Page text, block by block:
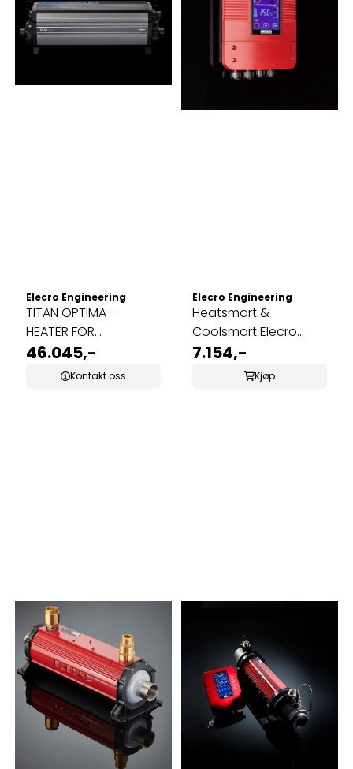
Elecro Engineering
TITAN OPTIMA -
HEATER FOR
KOMMERSIELLE
BASSENGER 18-120KW
46.045,-
Kontakt oss
Elecro Engineering
Heatsmart &
Coolsmart Elecro
digital kontroller
7.154,-
Kjøp